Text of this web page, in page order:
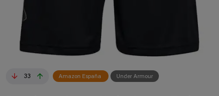
33 Amazon España Under Armour